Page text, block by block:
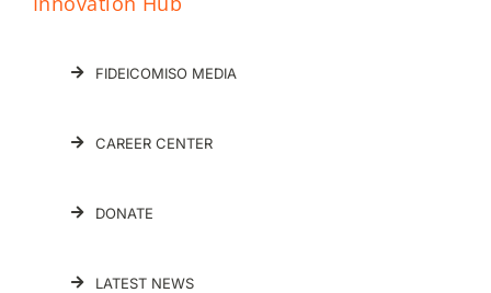
FIDEICOMISO MEDIA
CAREER CENTER
DONATE
LATEST NEWS